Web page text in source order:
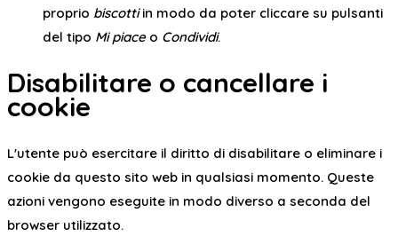
proprio biscotti in modo da poter cliccare su pulsanti
del tipo Mi piace o Condividi.
Disabilitare o cancellare i
cookie
L'utente può esercitare il diritto di disabilitare o eliminare i
cookie da questo sito web in qualsiasi momento. Queste
azioni vengono eseguite in modo diverso a seconda del
browser utilizzato.